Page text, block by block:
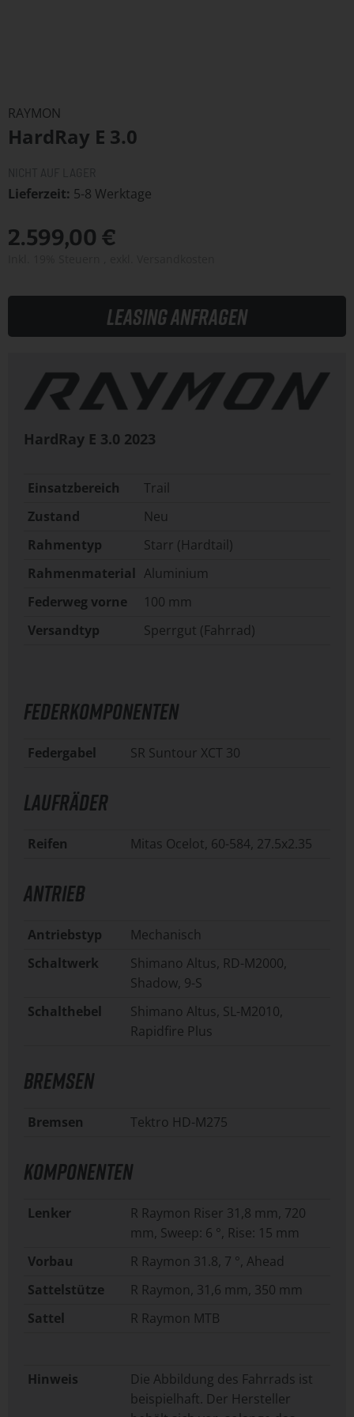
der
Bildergalerie
RAYMON
HardRay E 3.0
Lieferzeit 5-8 Werktage
2.599,00 €
Leasing anfragen
HardRay E 3.0 2023
Einsatzbereich
Trail
Zustand
Neu
Rahmentyp
Starr (Hardtail)
Rahmenmaterial Aluminium
Federweg vorne
100 mm
Versandtyp
Sperrgut (Fahrrad)
FEDERKOMPONENTEN
Federgabel SR Suntour XCT 30
LAUFRÄDER
Reifen Mitas Ocelot, 60-584, 27.5x2.35
ANTRIEB
Antriebstyp
Mechanisch
Schaltwerk
Shimano Altus, RD-M2000,
Shadow, 9-S
Schalthebel
Shimano Altus, SL-M2010,
Rapidfire Plus
BREMSEN
Bremsen Tektro HD-M275
KOMPONENTEN
Lenker
R Raymon Riser 31,8 mm, 720
mm, Sweep: 6 °, Rise: 15 mm
Vorbau
R Raymon 31.8, 7 °, Ahead
Sattelstütze
R Raymon, 31,6 mm, 350 mm
Sattel
R Raymon MTB
Hinweis
Die Abbildung des Fahrrads ist
beispielhaft. Der Hersteller